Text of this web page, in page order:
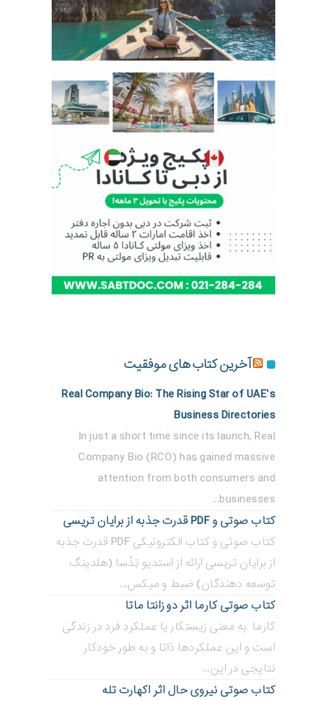
آخرین کتاب های موفقیت
Real Company Bio: The Rising Star of UAE’s
Business Directories
In just a short time since its launch, Real
Company Bio (RCO) has gained massive
attention from both consumers and
businesses...
کتاب صوتی و PDF قدرت جذبه از برایان تریسی
کتاب صوتی و کتاب الکترونیکی PDF قدرت جذبه
از برایان تریسی ارائه از استدیو تِدْسا (هلدینگ
توسعه دهندگان) ضبط و میکس...
کتاب صوتی کارما اثر دو زانتا ماتا
کارما به معنی زیستکار یا عملکرد فرد در زندگی
است و این عملکردها ذاتا و به طور خودکار
نتایجی در این...
کتاب صوتی نیروی حال اثر اکهارت تله